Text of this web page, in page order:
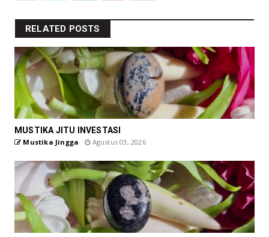
RELATED POSTS
MUSTIKA JITU INVESTASI
Mustika Jingga Agustus 03, 2026